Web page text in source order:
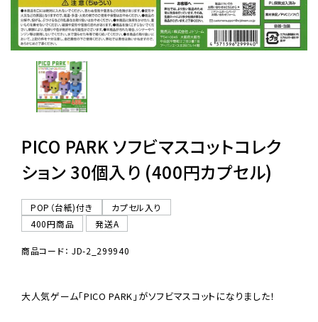
よくあるご質問
06-6282-7659
PICO PARK ソフビマスコットコレク
ション 30個入り (400円カプセル)
POP（台紙)付き
カプセル入り
400円商品
発送A
商品コード： JD-2_299940
大人気ゲーム「PICO PARK」がソフビマスコットになりました！